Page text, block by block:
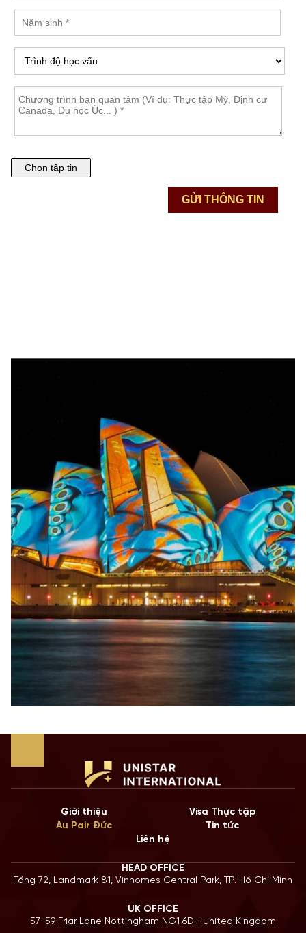
Giới thiệu
Visa Thực tập
Au Pair Đức
Tin tức
Liên hệ
HEAD OFFICE
Tầng 72, Landmark 81, Vinhomes Central Park, TP. Hồ Chí Minh
UK OFFICE
57-59 Friar Lane Nottingham NG1 6DH United Kingdom